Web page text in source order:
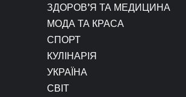
ЗДОРОВ’Я ТА МЕДИЦИНА
МОДА ТА КРАСА
СПОРТ
КУЛІНАРІЯ
УКРАЇНА
СВІТ